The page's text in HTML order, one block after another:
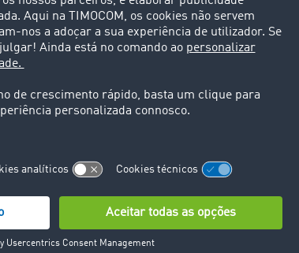
de terceiros.
operadores. No processo inicial de criação
conteúdos externos, nomeadamente quanto
da lei. A TIMOCOM não tem qualquer
páginas hiperligadas. A inclusão de
subjacente à referência ou hiperligação.
externas por parte do operador sem que
da lei, o operador procede à eliminação